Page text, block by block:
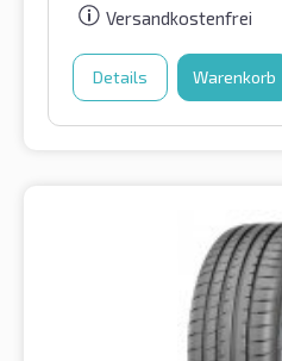
Versandkostenfrei
Details Warenkorb